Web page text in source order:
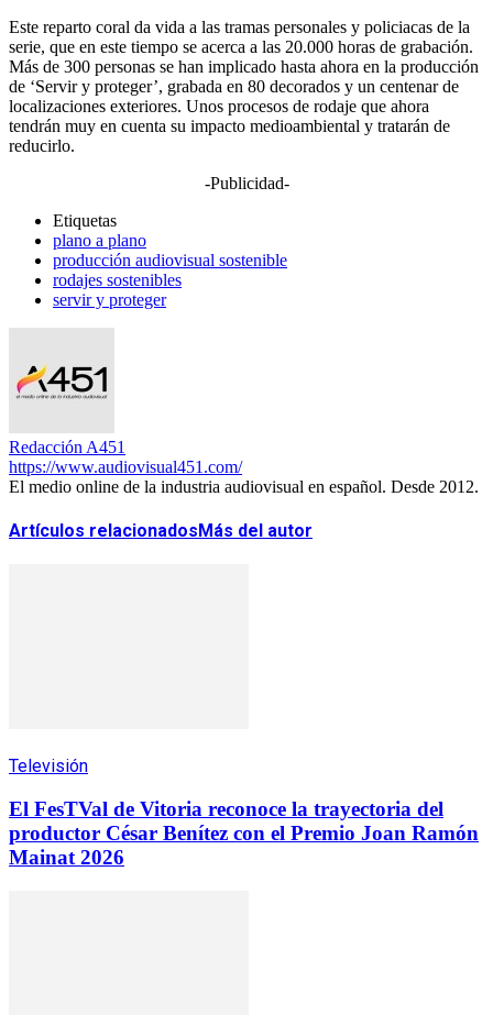
Este reparto coral da vida a las tramas personales y policiacas de la
serie, que en este tiempo se acerca a las 20.000 horas de grabación.
Más de 300 personas se han implicado hasta ahora en la producción
de ‘Servir y proteger’, grabada en 80 decorados y un centenar de
localizaciones exteriores. Unos procesos de rodaje que ahora
tendrán muy en cuenta su impacto medioambiental y tratarán de
reducirlo.
-Publicidad-
Etiquetas
plano a plano
producción audiovisual sostenible
rodajes sostenibles
servir y proteger
Redacción A451
https://www.audiovisual451.com/
El medio online de la industria audiovisual en español. Desde 2012.
Artículos relacionadosMás del autor
Televisión
El FesTVal de Vitoria reconoce la trayectoria del
productor César Benítez con el Premio Joan Ramón
Mainat 2026